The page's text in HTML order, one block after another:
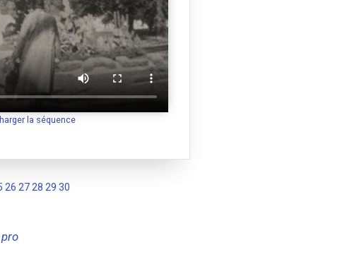
la séquence
26 27 28 29 30